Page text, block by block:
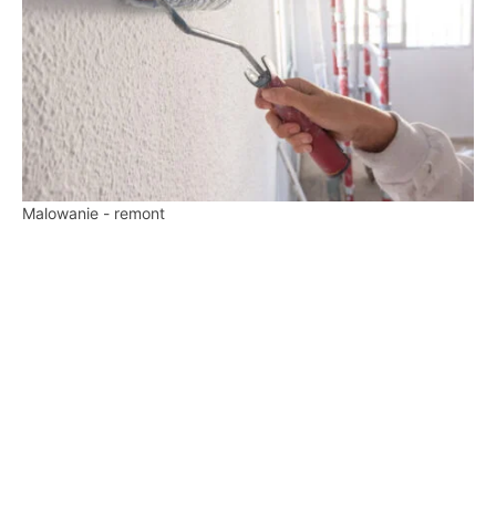
Malowanie - remont